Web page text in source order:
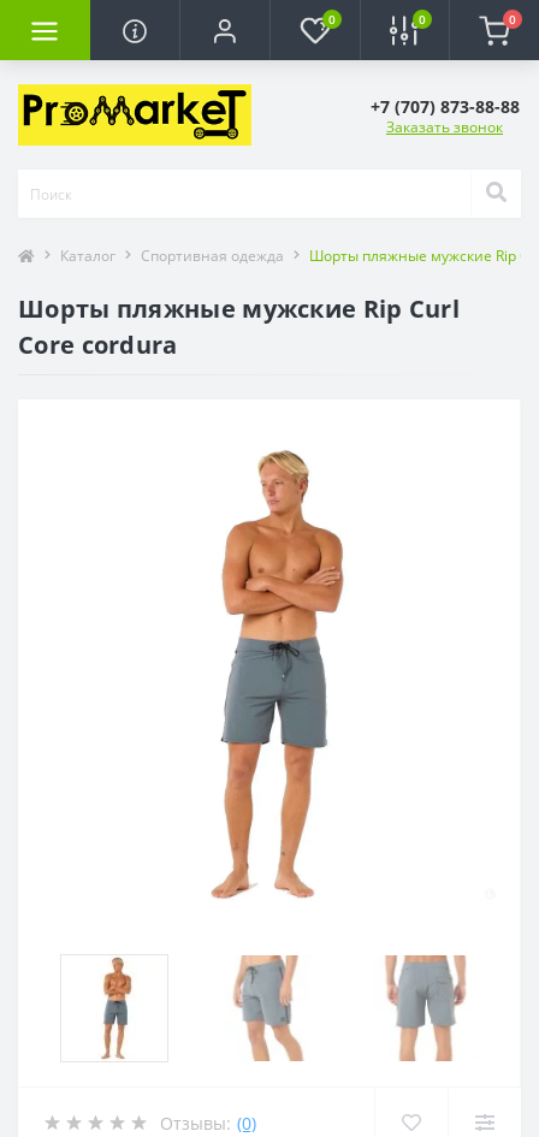
0 0 0
+7 (707) 873-88-88
Заказать звонок
Каталог Спортивная одежда Шорты пляжные мужские Rip
Шорты пляжные мужские Rip Curl
Core cordura
Отзывы: (0)